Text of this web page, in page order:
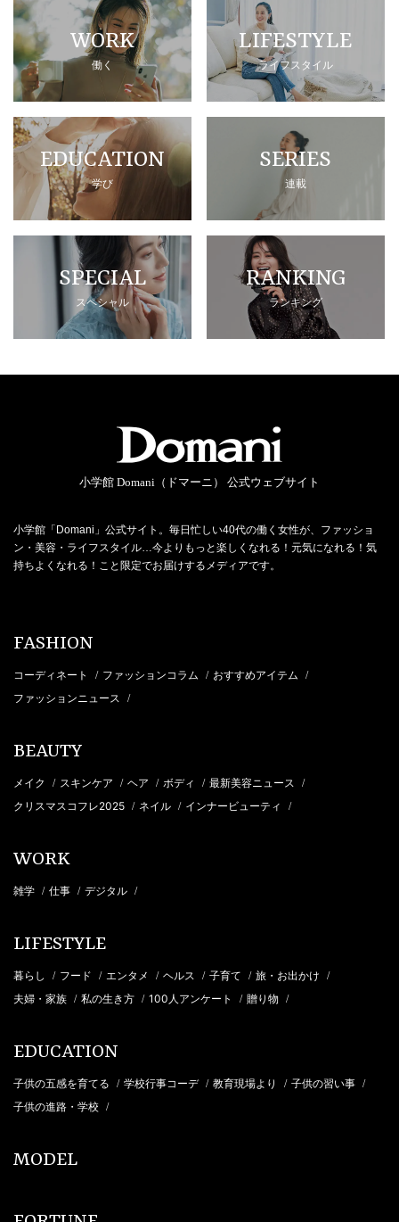
WORK
働く
LIFESTYLE
ライフスタイル
EDUCATION
学び
SERIES
連載
SPECIAL
スペシャル
RANKING
ランキング
小学館 Domani（ドマーニ） 公式ウェブサイト
小学館「Domani」公式サイト。毎日忙しい40代の働く女性が、ファッショ
ン・美容・ライフスタイル…今よりもっと楽しくなれる！元気になれる！気
持ちよくなれる！こと限定でお届けするメディアです。
FASHION
コーディネート / ファッションコラム / おすすめアイテム /
ファッションニュース /
BEAUTY
メイク / スキンケア / ヘア / ボディ / 最新美容ニュース /
クリスマスコフレ2025 / ネイル / インナービューティ /
WORK
雑学 / 仕事 / デジタル /
LIFESTYLE
暮らし / フード / エンタメ / ヘルス / 子育て / 旅・お出かけ /
夫婦・家族 / 私の生き方 / 100人アンケート / 贈り物 /
EDUCATION
子供の五感を育てる / 学校行事コーデ / 教育現場より / 子供の習い事 /
子供の進路・学校 /
MODEL